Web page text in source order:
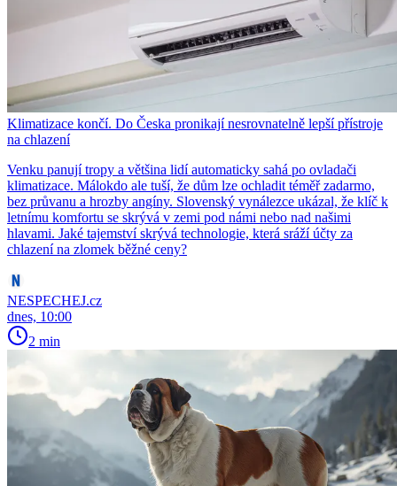
Klimatizace končí. Do Česka pronikají nesrovnatelně lepší přístroje
na chlazení
Venku panují tropy a většina lidí automaticky sahá po ovladači
klimatizace. Málokdo ale tuší, že dům lze ochladit téměř zadarmo,
bez průvanu a hrozby angíny. Slovenský vynálezce ukázal, že klíč k
letnímu komfortu se skrývá v zemi pod námi nebo nad našimi
hlavami. Jaké tajemství skrývá technologie, která sráží účty za
chlazení na zlomek běžné ceny?
NESPECHEJ.cz
dnes, 10:00
2 min